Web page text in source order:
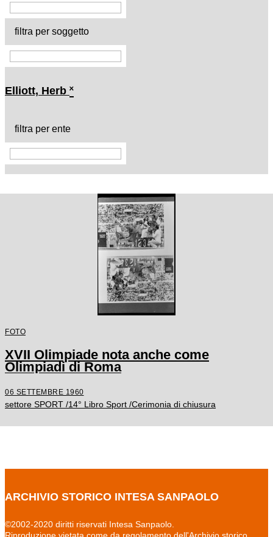
filtra per soggetto
Elliott, Herb ˟
filtra per ente
FOTO
XVII Olimpiade nota anche come
Olimpiadi di Roma
06 SETTEMBRE 1960
settore SPORT /14° Libro Sport /Cerimonia di chiusura
ARCHIVIO STORICO INTESA SANPAOLO
©2002-2020 diritti riservati Intesa Sanpaolo.